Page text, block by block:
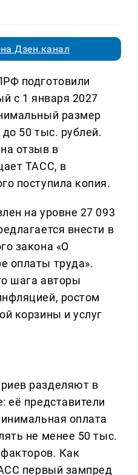
Дзен.канал
подготовили
с 1 января 2027
размер
50 тыс. рублей.
отзыв в
ТАСС, в
поступила копия.
на уровне 27 093
внести в
закона «О
оплаты труда».
шага авторы
ростом
корзины и услуг
разделяют в
её представители
оплата
не менее 50 тыс.
факторов. Как
первый зампред